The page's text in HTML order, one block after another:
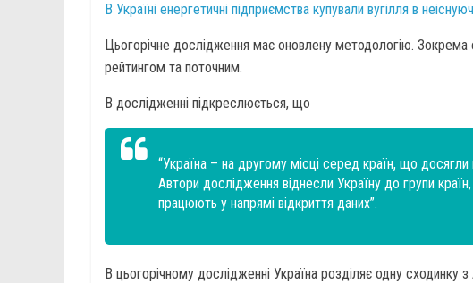
В Україні енергетичні підприємства купували вугілля в
Цьогорічне дослідження має оновлену методологію. Зокрема
рейтингом та поточним.
В дослідженні підкреслюється, що
“Україна – на другому місці серед країн, що
Автори дослідження віднесли Україну до групи
працюють у напрямі відкриття даних”.
В цьогорічному дослідженні Україна розділяє одну сходинку